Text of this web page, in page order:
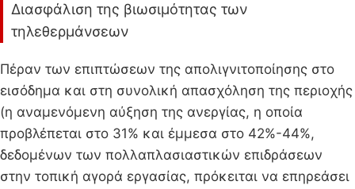
Διασφάλιση της βιωσιμότητας των
τηλεθερμάνσεων
Πέραν των επιπτώσεων της απολιγνιτοποίησης στο
εισόδημα και στη συνολική απασχόληση της περιοχής
(η αναμενόμενη αύξηση της ανεργίας, η οποία
προβλέπεται στο 31% και έμμεσα στο 42%-44%,
δεδομένων των πολλαπλασιαστικών επιδράσεων
στην τοπική αγορά εργασίας, πρόκειται να επηρεάσει